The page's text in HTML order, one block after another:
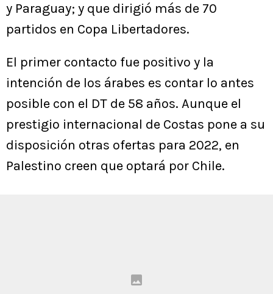
y Paraguay; y que dirigió más de 70
partidos en Copa Libertadores.
El primer contacto fue positivo y la
intención de los árabes es contar lo antes
posible con el DT de 58 años. Aunque el
prestigio internacional de Costas pone a su
disposición otras ofertas para 2022, en
Palestino creen que optará por Chile.